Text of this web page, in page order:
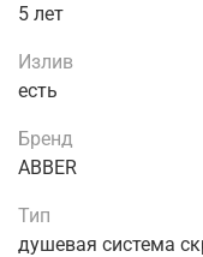
5 лет
Излив
есть
Бренд
ABBER
Тип
душевая система